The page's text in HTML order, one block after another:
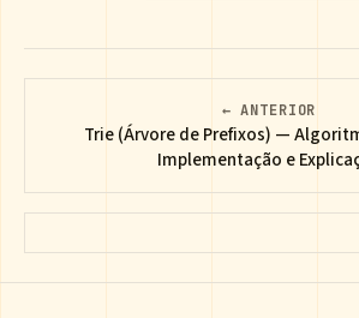
← ANTERIOR
Trie (Árvore de Prefixos) —
Implementação e